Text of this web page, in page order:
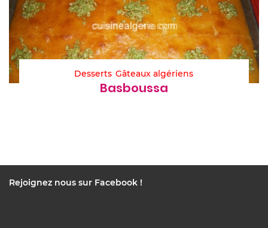
Desserts Gâteaux algériens
Basboussa
Rejoignez nous sur Facebook !